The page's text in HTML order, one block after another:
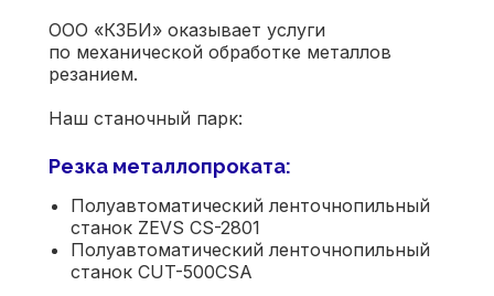
ООО «КЗБИ» оказывает услуги
по механической обработке металлов
резанием.
Наш станочный парк:
Резка металлопроката:
Полуавтоматический ленточнопильный
станок ZEVS CS-2801
Полуавтоматический ленточнопильный
станок CUT-500CSA